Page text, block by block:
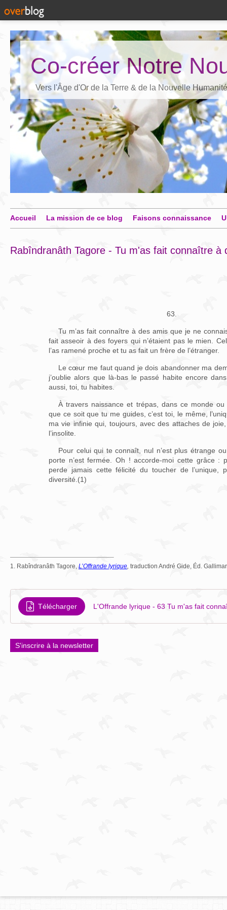
Co-créer Notre
Vers l'Âge d'Or de la Terre & de la Nouvelle Humanité
Accueil La mission de ce blog Faisons connaissance
Rabîndranâth Tagore - Tu m'as fait connaître à
63.
Tu m’as fait connaître à des amis que je ne
fait asseoir à des foyers qui n’étaient pas le mien.
l’as ramené proche et tu as fait un frère de l’étranger.
Le cœur me faut quand je dois abandonner ma
j’oublie alors que là-bas le passé habite encore
aussi, toi, tu habites.
À travers naissance et trépas, dans ce monde ou
que ce soit que tu me guides, c’est toi, le même,
ma vie infinie qui, toujours, avec des attaches de
l’insolite.
Pour celui qui te connaît, nul n’est plus étrange
porte n’est fermée. Oh ! accorde-moi cette grâce :
perde jamais cette félicité du toucher de l’unique,
diversité.(1)
1. Rabîndranâth Tagore, L’Offrande lyrique, traduction André Gide, Éd.
Télécharger L'Offrande lyrique - 63 Tu m'as fait
S'inscrire à la newsletter